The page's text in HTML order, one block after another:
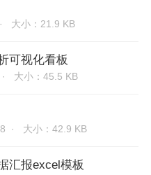
大小：21.9 KB
可视化看板
大小：45.5 KB
· 大小：42.9 KB
汇报excel模板